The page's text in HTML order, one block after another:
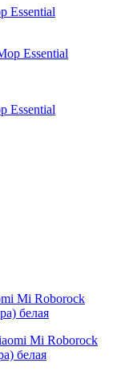
Essential
Essential
Mi Roborock
белая